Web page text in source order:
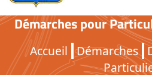
Démarches pour
Accueil Démarches
Démarches